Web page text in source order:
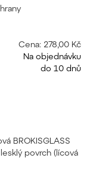
Cena: 278,00 Kč
Na objednávku
do 10 dnů
BROKISGLASS
povrch (lícová